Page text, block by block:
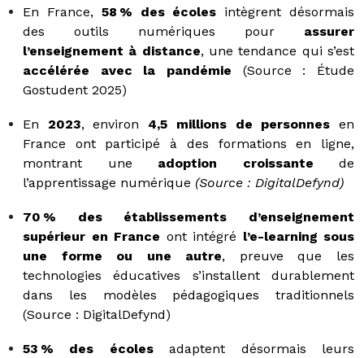
En France, 58 % des écoles intègrent désormais
des outils numériques pour assurer
l’enseignement à distance, une tendance qui s’est
accélérée avec la pandémie (Source : Étude
Gostudent 2025)
En 2023, environ 4,5 millions de personnes en
France ont participé à des formations en ligne,
montrant une adoption croissante de
l’apprentissage numérique (Source : DigitalDefynd)
70 % des établissements d’enseignement
supérieur en France ont intégré l’e-learning sous
une forme ou une autre, preuve que les
technologies éducatives s’installent durablement
dans les modèles pédagogiques traditionnels
(Source : DigitalDefynd)
53 % des écolesadaptent désormais leurs